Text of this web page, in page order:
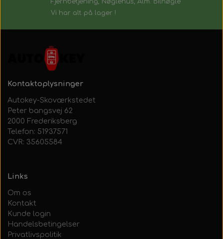
Fjernbetjening, Nøglehus, Alm. Bilnøgle
Vi har alt på lager !
Kontaktoplysninger
Autokey-Skoværkstedet
Peter bangsvej 62
2000 Frederiksberg
Telefon: 51937571
CVR: 35605584
Links
Om os
Kontakt
Kunde login
Handelsbetingelser
Privatlivspolitik